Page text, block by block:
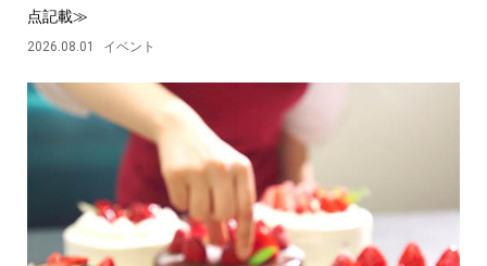
点記載≫
2026.08.01 イベント